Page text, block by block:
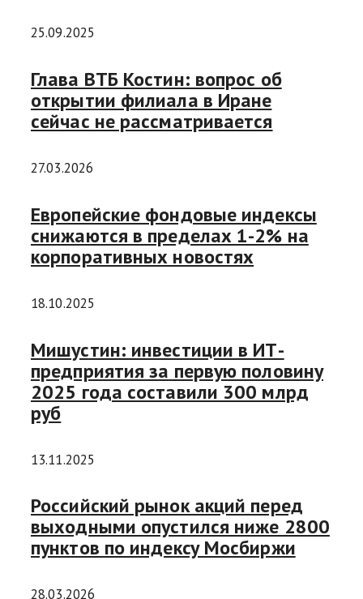
25.09.2025
Глава ВТБ Костин: вопрос об
открытии филиала в Иране
сейчас не рассматривается
27.03.2026
Европейские фондовые индексы
снижаются в пределах 1-2% на
корпоративных новостях
18.10.2025
Мишустин: инвестиции в ИТ-
предприятия за первую половину
2025 года составили 300 млрд
руб
13.11.2025
Российский рынок акций перед
выходными опустился ниже 2800
пунктов по индексу Мосбиржи
28.03.2026